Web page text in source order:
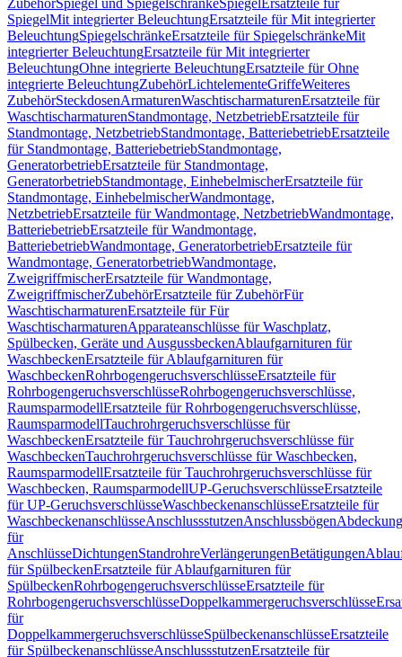
ZubehörSpiegel und SpiegelschränkeSpiegel Ersatzteile für
SpiegelMit integrierter BeleuchtungErsatzteile für Mit integrierter
BeleuchtungSpiegelschränkeErsatzteile für SpiegelschränkeMit
integrierter BeleuchtungErsatzteile für Mit integrierter
BeleuchtungOhne integrierte BeleuchtungErsatzteile für Ohne
integrierte BeleuchtungZubehörLichtelementeGriffeWeiteres
ZubehörSteckdosenArmaturenWaschtischarmaturenErsatzteile für
WaschtischarmaturenStandmontage, NetzbetriebErsatzteile für
Standmontage, NetzbetriebStandmontage, BatteriebetriebErsatzteile
für Standmontage, BatteriebetriebStandmontage,
GeneratorbetriebErsatzteile für Standmontage,
GeneratorbetriebStandmontage, EinhebelmischerErsatzteile für
Standmontage, EinhebelmischerWandmontage,
NetzbetriebErsatzteile für Wandmontage, NetzbetriebWandmontage,
BatteriebetriebErsatzteile für Wandmontage,
BatteriebetriebWandmontage, GeneratorbetriebErsatzteile für
Wandmontage, GeneratorbetriebWandmontage,
ZweigriffmischerErsatzteile für Wandmontage,
ZweigriffmischerZubehörErsatzteile für ZubehörFür
WaschtischarmaturenErsatzteile für Für
WaschtischarmaturenApparateanschlüsse für Waschplatz,
Spülbecken, Geräte und AusgussbeckenAblaufgarnituren für
WaschbeckenErsatzteile für Ablaufgarnituren für
WaschbeckenRohrbogengeruchsverschlüsseErsatzteile für
RohrbogengeruchsverschlüsseRohrbogengeruchsverschlüsse,
RaumsparmodellErsatzteile für Rohrbogengeruchsverschlüsse,
RaumsparmodellTauchrohrgeruchsverschlüsse für
WaschbeckenErsatzteile für Tauchrohrgeruchsverschlüsse für
WaschbeckenTauchrohrgeruchsverschlüsse für Waschbecken,
RaumsparmodellErsatzteile für Tauchrohrgeruchsverschlüsse für
Waschbecken, RaumsparmodellUP-GeruchsverschlüsseErsatzteile
für UP-GeruchsverschlüsseWaschbeckenanschlüsseErsatzteile für
WaschbeckenanschlüsseAnschlussstutzenAnschlussbögen
für
AnschlüsseDichtungenStandrohreVerlängerungenBetätigungen
für SpülbeckenErsatzteile für Ablaufgarnituren für
SpülbeckenRohrbogengeruchsverschlüsseErsatzteile für
RohrbogengeruchsverschlüsseDoppelkammergeruchsverschlüsse
für
DoppelkammergeruchsverschlüsseSpülbeckenanschlüsseErsatzteile
für SpülbeckenanschlüsseAnschlussstutzenErsatzteile für